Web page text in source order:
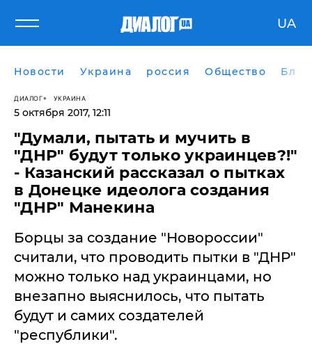
UA
Новости Украина россия Общество
ДИАЛОГ УКРАИНА
5 октября 2017, 12:11
"Думали, пытать и мучить в
"ДНР" будут только украинцев?!"
- Казанский рассказал о пытках
в Донецке идеолога создания
"ДНР" Манекина
​Борцы за создание "Новороссии"
считали, что проводить пытки в "ДНР"
можно только над украинцами, но
внезапно выяснилось, что пытать
будут и самих создателей
"республики".